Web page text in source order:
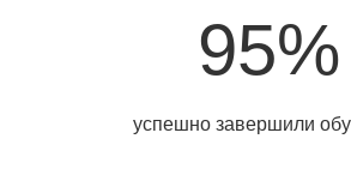
95%
успешно завершили